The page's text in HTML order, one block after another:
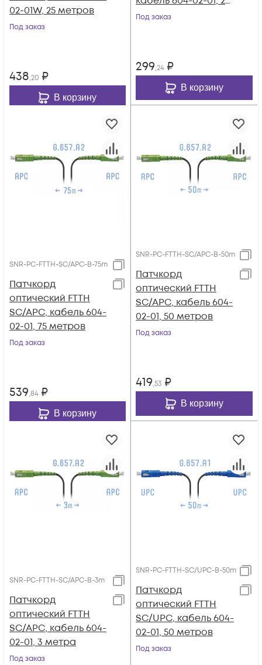
02-01W, 25 метров
Под заказ
438,20 ₽
В корзину
метров
Под заказ
299,24 ₽
В корзину
SNR-PC-FTTH-SC/APC-B-75m
Патчкорд
оптический FTTH
SC/APC, кабель 604-
02-01, 75 метров
Под заказ
539,84 ₽
В корзину
SNR-PC-FTTH-SC/APC-B-50m
Патчкорд
оптический FTTH
SC/APC, кабель 604-
02-01, 50 метров
Под заказ
419,53 ₽
В корзину
SNR-PC-FTTH-SC/APC-B-3m
Патчкорд
оптический FTTH
SC/APC, кабель 604-
02-01, 3 метра
Под заказ
SNR-PC-FTTH-SC/UPC-B-50m
Патчкорд
оптический FTTH
SC/UPC, кабель 604-
02-01, 50 метров
Под заказ